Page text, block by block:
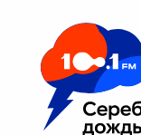
Москва 100.1 FM